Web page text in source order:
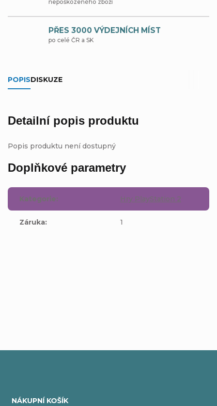
nepoškozeného zboží
PŘES 3000 VÝDEJNÍCH MÍST
po celé ČR a SK
POPISDISKUZE
Detailní popis produktu
Popis produktu není dostupný
Doplňkové parametry
Kategorie: Hry PlayStation 2
Záruka: 1
NÁKUPNÍ KOŠÍK